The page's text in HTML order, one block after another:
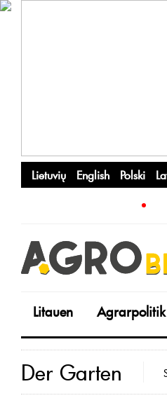
Lietuvių English Polski
Litauen Agrarpolitik
Der Garten